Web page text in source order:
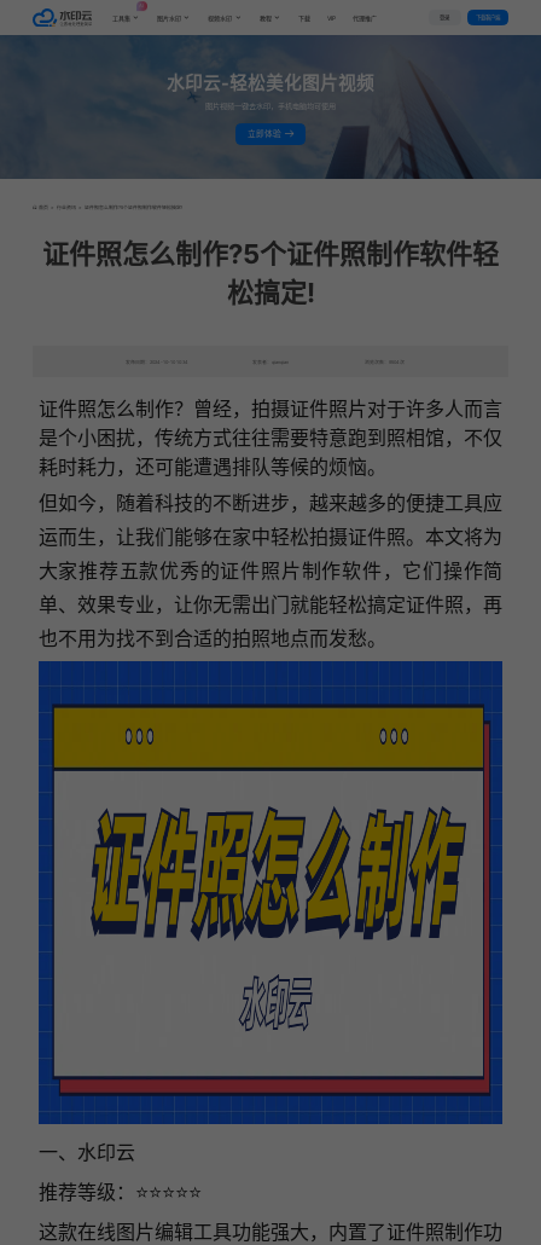
工具集 图片水印 视频水印 教程 下载 VIP 代理推广 登录 下载客户端
水印云-轻松美化图片视频
图片视频一键去水印，手机电脑均可使用
立即体验
首页 > 行业资讯 > 证件照怎么制作?5个证件照制作软件轻松搞定!
证件照怎么制作?5个证件照制作软件轻
松搞定!
发布日期：2024-10-10 10:34 发表者：qianqian 浏览次数：9504次
证件照怎么制作？曾经，拍摄证件照片对于许多人而言
是个小困扰，传统方式往往需要特意跑到照相馆，不仅
耗时耗力，还可能遭遇排队等候的烦恼。
但如今，随着科技的不断进步，越来越多的便捷工具应
运而生，让我们能够在家中轻松拍摄证件照。本文将为
大家推荐五款优秀的证件照片制作软件，它们操作简
单、效果专业，让你无需出门就能轻松搞定证件照，再
也不用为找不到合适的拍照地点而发愁。
一、水印云
推荐等级：⭐⭐⭐⭐⭐
这款在线图片编辑工具功能强大，内置了证件照制作功